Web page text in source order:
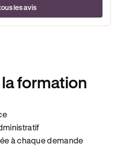
les avis
formation
à chaque demande